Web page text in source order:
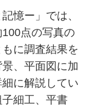
憶ー」では、
点の写真の
に調査結果を
、平面図に加
に解説してい
細工、平書